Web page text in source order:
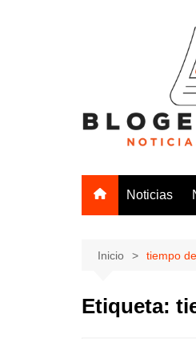
Noticias
Inicio tiempo
Etiqueta: